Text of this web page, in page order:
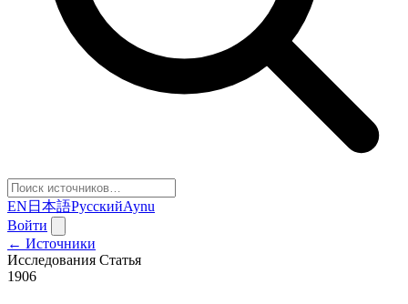
EN 日本語РусскийAynu
Войти
← Источники
Исследования Статья
1906